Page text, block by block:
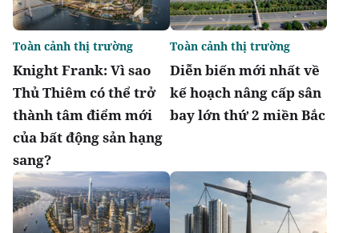
Knight Frank: Vì sao
Thủ Thiêm có thể trở
thành tâm điểm mới
của bất động sản hạng
sang?
Toàn cảnh thị trường
Diễn biến mới nhất về
kế hoạch nâng cấp sân
bay lớn thứ 2 miền Bắc
Toàn cảnh thị trường